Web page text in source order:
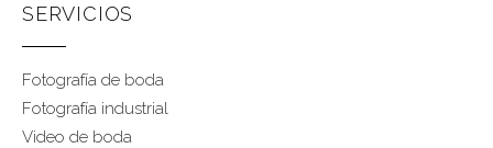
SERVICIOS
Fotografía de boda
Fotografía industrial
Video de boda